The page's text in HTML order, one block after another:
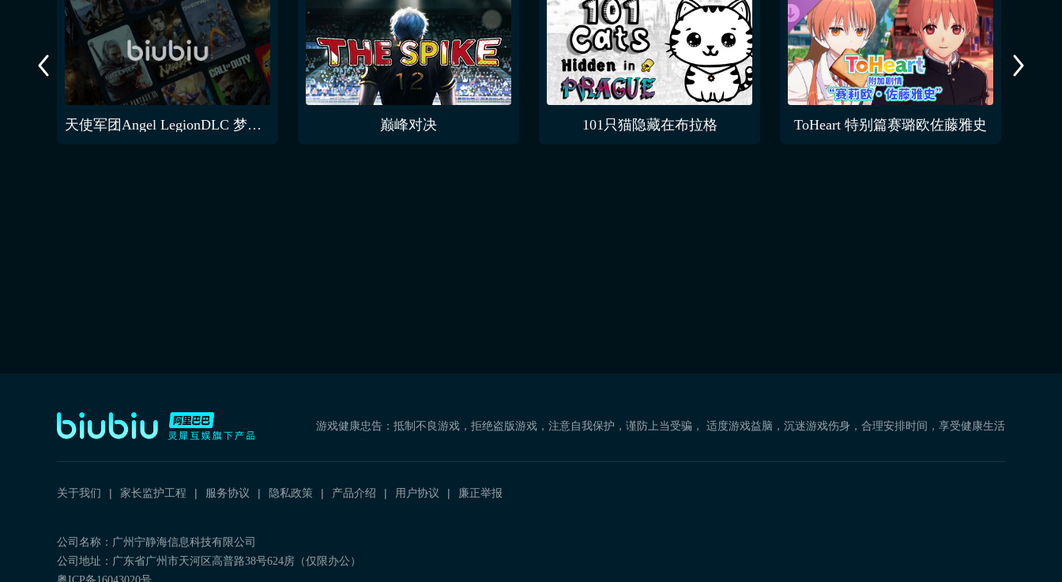
天使军团Angel LegionDLC 梦女郎黑 巅峰对决 101只猫隐藏在布拉格 ToHeart 特别篇赛璐欧佐藤雅史
游戏健康忠告：抵制不良游戏，拒绝盗版游戏，注意自我保护，谨防上当受骗， 适度游戏益脑，沉迷游戏伤身，合理安排时间，享受健康生活
关于我们 家长监护工程 服务协议 隐私政策 产品介绍 用户协议 廉正举报
公司名称：广州宁静海信息科技有限公司
公司地址：广东省广州市天河区高普路38号624房（仅限办公）